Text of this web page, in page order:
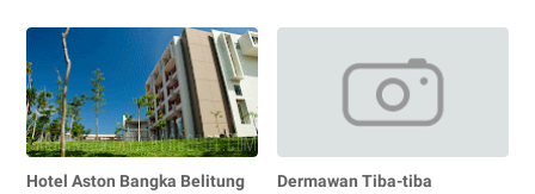
Hotel Aston Bangka Belitung Dermawan Tiba-tiba